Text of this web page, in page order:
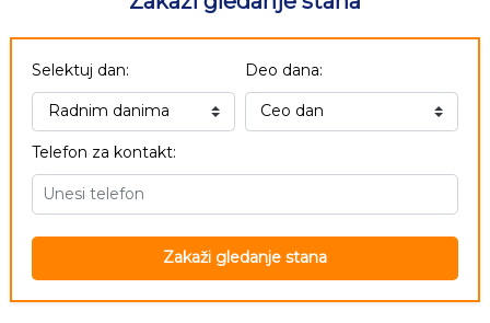
Selektuj dan: Deo dana:
Telefon za kontakt:
Zakaži gledanje stana